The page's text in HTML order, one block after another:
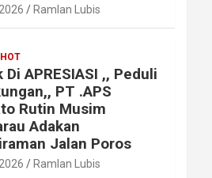
Ramlan Lubis
Di APRESIASI ,, Peduli
PT .APS
Rutin Musim
Adakan
Jalan Poros
Ramlan Lubis